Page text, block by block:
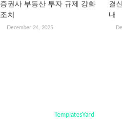
증권사 부동산 투자 규제 강화
조치
December 24, 2025
결
내
TemplatesYard